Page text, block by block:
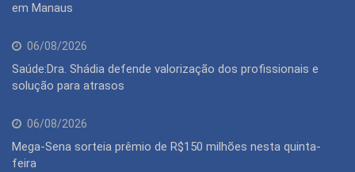
em Manaus
06/08/2026
Saúde:Dra. Shádia defende valorização dos profissionais e
solução para atrasos
06/08/2026
Mega-Sena sorteia prêmio de R$150 milhões nesta quinta-
feira